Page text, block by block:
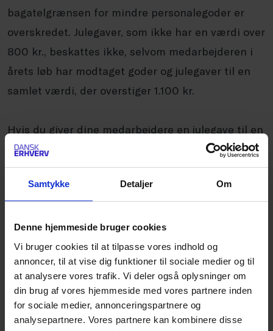
Samtykke Detaljer Om
Denne hjemmeside bruger cookies
Vi bruger cookies til at tilpasse vores indhold og
annoncer, til at vise dig funktioner til sociale medier og til
at analysere vores trafik. Vi deler også oplysninger om
din brug af vores hjemmeside med vores partnere inden
for sociale medier, annonceringspartnere og
analysepartnere. Vores partnere kan kombinere disse
bagatelgrænsen for mindre personalegoder er
overskredet. Julegaver, som ikke har en værdi over
800 kr., beskattes ikke, selvom medarbejderen i
årets løb har modtaget goder og julegaver til en
samlet værdi, der overstiger 1.100 kr.
Hvis du giver dine medarbejdere en julegave til en
værdi af 800 kr., og mindre goder i løbet af året til
en værdi af 600 kr., overstiger værdien af de
mindre goder 1.100 kr. Det betyder, at
Julegavens værdi er ikke skattepligtig, fordi den
maksimalt er 800 kr.
Giver du derimod medarbejderne en julegave til
850 kr., og mindre goder i løbet af året til en
værdi af 600 kr., er hele beløbet på 1.450 kr.